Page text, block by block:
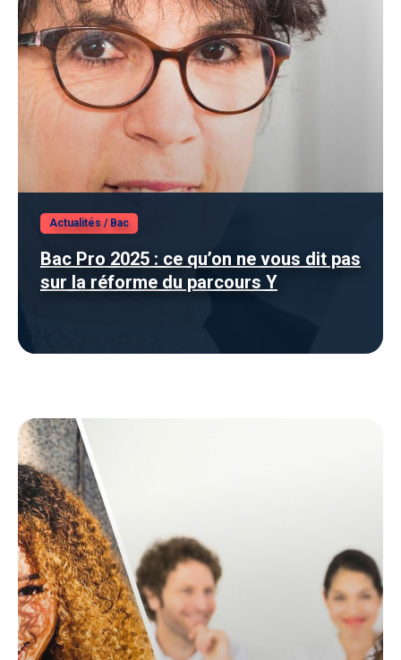
Actualités / Bac
Bac Pro 2025 : ce qu’on ne vous dit pas
sur la réforme du parcours Y